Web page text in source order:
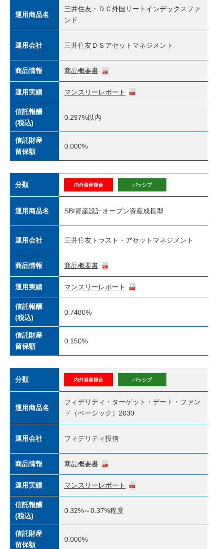
運用商品名
三井住友・ＤＣ外国リートインデックスファ
ンド
運用会社 三井住友ＤＳアセットマネジメント
商品情報 商品概要書
運用実績 マンスリーレポート
信託報酬
(税込)
0.297%以内
信託財産
留保額
0.000%
分類 内外資産複合 パッシブ
運用商品名 SBI資産設計オープン資産成長型
運用会社 三井住友トラスト・アセットマネジメント
商品情報 商品概要書
運用実績 マンスリーレポート
信託報酬
(税込)
0.7480%
信託財産
留保額
0.150%
分類 内外資産複合 パッシブ
運用商品名
フィデリティ・ターゲット・デート・ファン
ド（ベーシック）2030
運用会社 フィデリティ投信
商品情報 商品概要書
運用実績 マンスリーレポート
信託報酬
(税込)
0.32%～0.37%程度
信託財産
留保額
0.000%